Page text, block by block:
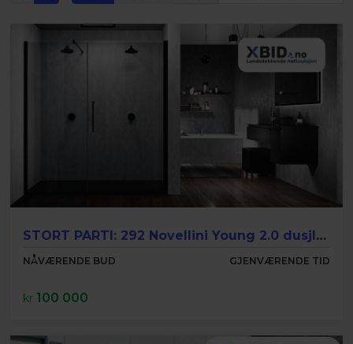
STORT PARTI: 292 Novellini Young 2.0 dusjløsninger – NYE/UBRUKTE
NÅVÆRENDE BUD GJENVÆRENDE TID
kr 100 000